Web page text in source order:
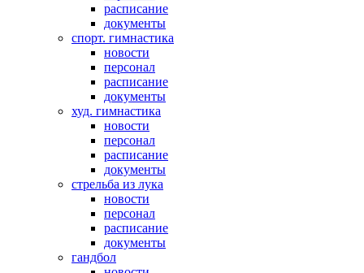
расписание
документы
спорт. гимнастика
новости
персонал
расписание
документы
худ. гимнастика
новости
персонал
расписание
документы
стрельба из лука
новости
персонал
расписание
документы
гандбол